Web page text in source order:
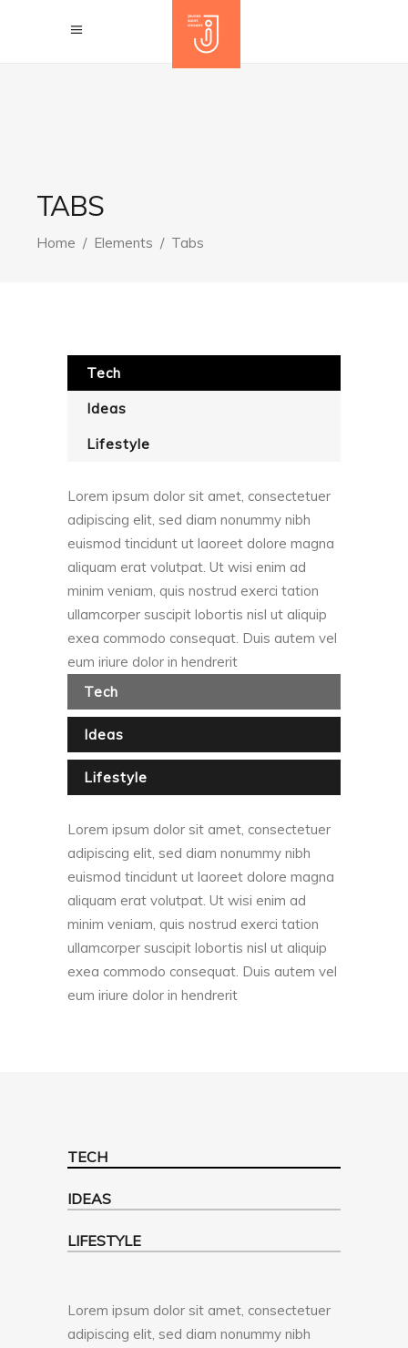
TABS
Home / Elements / Tabs
Tech
Ideas
Lifestyle
Lorem ipsum dolor sit amet, consectetuer
adipiscing elit, sed diam nonummy nibh
euismod tincidunt ut laoreet dolore magna
aliquam erat volutpat. Ut wisi enim ad
minim veniam, quis nostrud exerci tation
ullamcorper suscipit lobortis nisl ut aliquip
exea commodo consequat. Duis autem vel
eum iriure dolor in hendrerit
Tech
Ideas
Lifestyle
Lorem ipsum dolor sit amet, consectetuer
adipiscing elit, sed diam nonummy nibh
euismod tincidunt ut laoreet dolore magna
aliquam erat volutpat. Ut wisi enim ad
minim veniam, quis nostrud exerci tation
ullamcorper suscipit lobortis nisl ut aliquip
exea commodo consequat. Duis autem vel
eum iriure dolor in hendrerit
TECH
IDEAS
LIFESTYLE
Lorem ipsum dolor sit amet, consectetuer
adipiscing elit, sed diam nonummy nibh